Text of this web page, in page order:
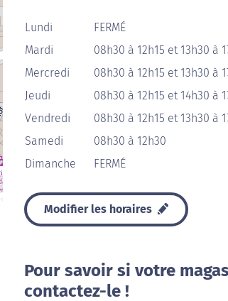
Lundi
FERMÉ
Mardi
08h30 à 12h15 et 13h30 à
Mercredi
08h30 à 12h15 et 13h30 à
Jeudi
08h30 à 12h15 et 14h30 à
Vendredi
08h30 à 12h15 et 13h30 à
Samedi
08h30 à 12h30
Dimanche
FERMÉ
Modifier les horaires
Pour savoir si votre
contactez-le !